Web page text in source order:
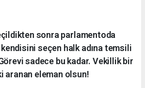
sonra parlamentoda
seçen halk adına temsili
Görevi sadece bu kadar. Vekillik bir
aranan eleman olsun!